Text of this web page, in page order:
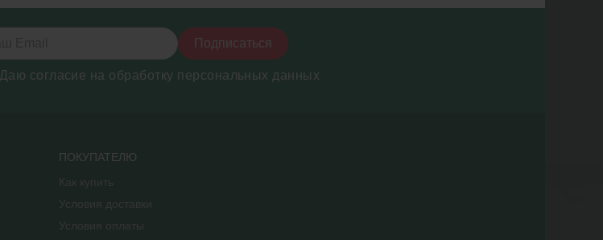
Подписаться
Даю согласие на обработку персональных данных
ПОКУПАТЕЛЮ